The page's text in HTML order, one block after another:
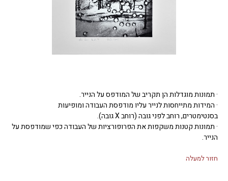
· תמונות מוגדלות הן תקריב של המודפס על הנייר.
· המידות מתייחסות לנייר עליו מודפסת העבודה ומופיעות
בסנטימטרים, רוחב לפני גובה (רוחב X גובה).
· תמונות קטנות משקפות את הפרופורציות של העבודה כפי שמודפסת על
הנייר.
חזור למעלה